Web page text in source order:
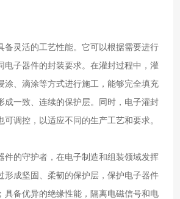
备灵活的工艺性能。它可以根据需要进行
电子器件的封装要求。在灌封过程中，灌
涂、滴涂等方式进行施工，能够完全填充
成一致、连续的保护层。同时，电子灌封
可调控，以适应不同的生产工艺和要求。
件的守护者，在电子制造和组装领域发挥
形成坚固、柔韧的保护层，保护电子器件
具备优异的绝缘性能，隔离电磁信号和电